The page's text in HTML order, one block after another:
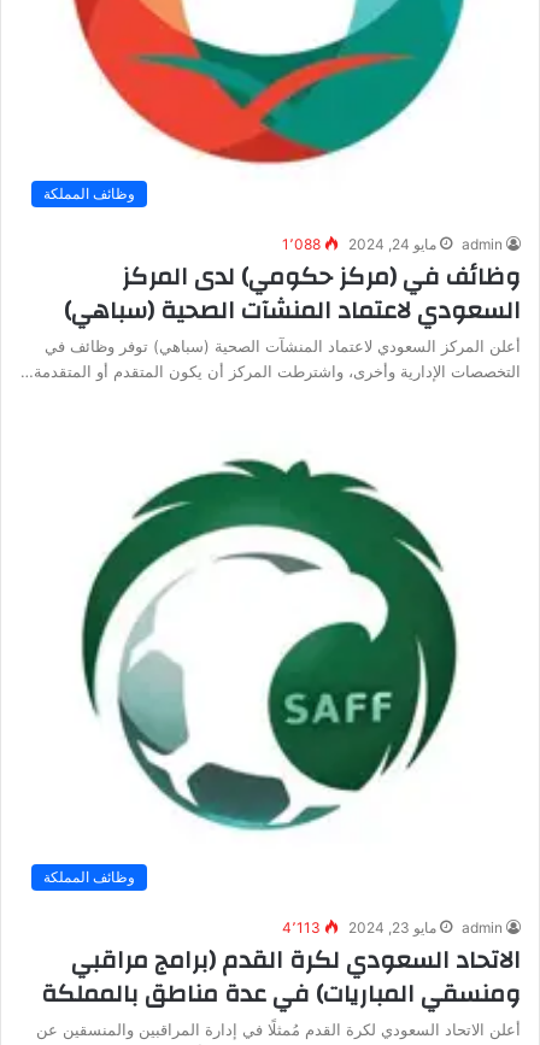
وظائف المملكة
admin مايو 24, 2024 1٬088
وظائف في (مركز حكومي) لدى المركز
السعودي لاعتماد المنشآت الصحية (سباهي)
أعلن المركز السعودي لاعتماد المنشآت الصحية (سباهي) توفر وظائف في
التخصصات الإدارية وأخرى، واشترطت المركز أن يكون المتقدم أو المتقدمة…
وظائف المملكة
admin مايو 23, 2024 4٬113
الاتحاد السعودي لكرة القدم (برامج مراقبي
ومنسقي المباريات) في عدة مناطق بالمملكة
أعلن الاتحاد السعودي لكرة القدم مُمثلًا في إدارة المراقبين والمنسقين عن